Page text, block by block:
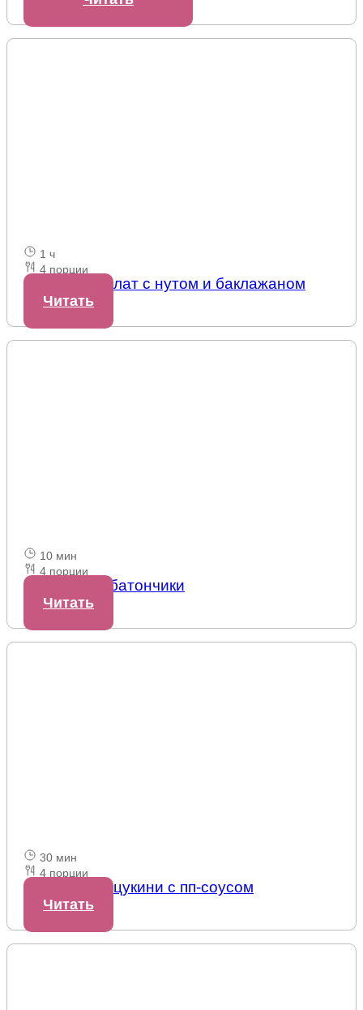
1 ч
4 порции
Овощной салат с нутом и баклажаном
Читать
10 мин
4 порции
Десертные батончики
Читать
30 мин
4 порции
Спагетти из цукини с пп-соусом
Читать